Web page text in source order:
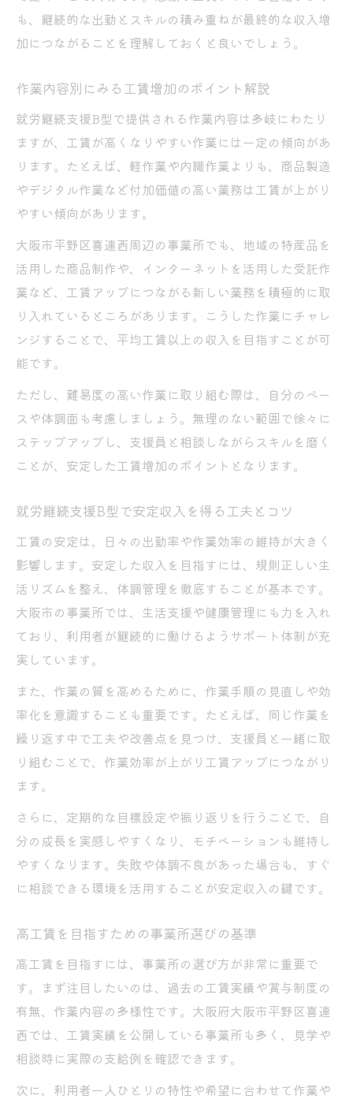
も、継続的な出勤とスキルの積み重ねが最終的な収入増
加につながることを理解しておくと良いでしょう。
作業内容別にみる工賃増加のポイント解説
就労継続支援B型で提供される作業内容は多岐にわたり
ますが、工賃が高くなりやすい作業には一定の傾向があ
ります。たとえば、軽作業や内職作業よりも、商品製造
やデジタル作業など付加価値の高い業務は工賃が上がり
やすい傾向があります。
大阪市平野区喜連西周辺の事業所でも、地域の特産品を
活用した商品制作や、インターネットを活用した受託作
業など、工賃アップにつながる新しい業務を積極的に取
り入れているところがあります。こうした作業にチャレ
ンジすることで、平均工賃以上の収入を目指すことが可
能です。
ただし、難易度の高い作業に取り組む際は、自分のペー
スや体調面も考慮しましょう。無理のない範囲で徐々に
ステップアップし、支援員と相談しながらスキルを磨く
ことが、安定した工賃増加のポイントとなります。
就労継続支援B型で安定収入を得る工夫とコツ
工賃の安定は、日々の出勤率や作業効率の維持が大きく
影響します。安定した収入を目指すには、規則正しい生
活リズムを整え、体調管理を徹底することが基本です。
大阪市の事業所では、生活支援や健康管理にも力を入れ
ており、利用者が継続的に働けるようサポート体制が充
実しています。
また、作業の質を高めるために、作業手順の見直しや効
率化を意識することも重要です。たとえば、同じ作業を
繰り返す中で工夫や改善点を見つけ、支援員と一緒に取
り組むことで、作業効率が上がり工賃アップにつながり
ます。
さらに、定期的な目標設定や振り返りを行うことで、自
分の成長を実感しやすくなり、モチベーションも維持し
やすくなります。失敗や体調不良があった場合も、すぐ
に相談できる環境を活用することが安定収入の鍵です。
高工賃を目指すための事業所選びの基準
高工賃を目指すには、事業所の選び方が非常に重要で
す。まず注目したいのは、過去の工賃実績や賞与制度の
有無、作業内容の多様性です。大阪府大阪市平野区喜連
西では、工賃実績を公開している事業所も多く、見学や
相談時に実際の支給例を確認できます。
次に、利用者一人ひとりの特性や希望に合わせて作業や